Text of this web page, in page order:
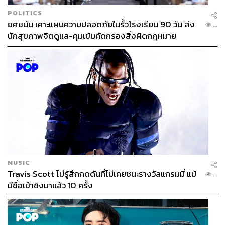
POLITICS
ยศชนัน เคาะแผนความปลอดภัยในรั้วโรงเรียน 90 วัน ส่ง
นักสุขภาพจิตดูแล-คุมเข้มคัดกรองสิ่งผิดกฎหมาย
...
MUSIC
Travis Scott ไม่รู้สึกกดดันที่ไม่เคยชนะรางวัลแกรมมี่ แม้
มีชื่อเข้าชิงมาแล้ว 10 ครั้ง
...